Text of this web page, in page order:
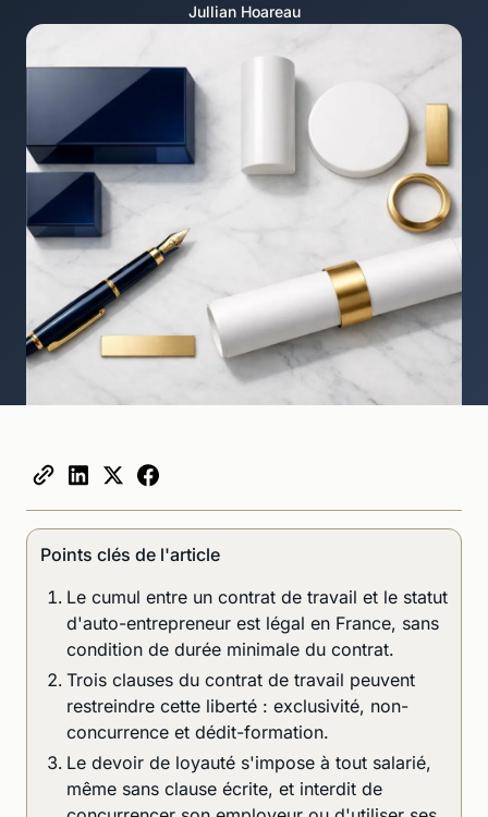
Jullian Hoareau
Points clés de l'article
Le cumul entre un contrat de travail et le statut
d'auto-entrepreneur est légal en France, sans
condition de durée minimale du contrat.
Trois clauses du contrat de travail peuvent
restreindre cette liberté : exclusivité, non-
concurrence et dédit-formation.
Le devoir de loyauté s'impose à tout salarié,
même sans clause écrite, et interdit de